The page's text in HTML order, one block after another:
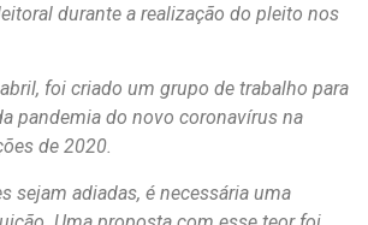
durante a realização do pleito nos
foi criado um grupo de trabalho para
pandemia do novo coronavírus na
de 2020.
sejam adiadas, é necessária uma